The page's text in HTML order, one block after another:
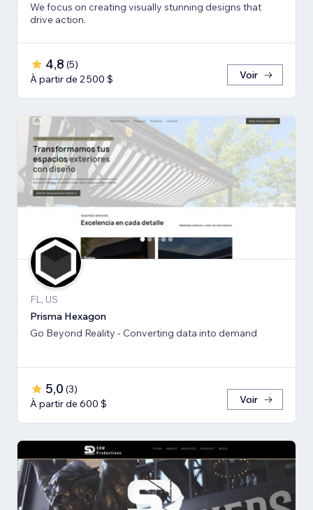
We focus on creating visually stunning designs that
drive action.
4,8 (5)
À partir de 2 500 $
Voir
FL, US
Prisma Hexagon
Go Beyond Reality - Converting data into demand
5,0 (3)
À partir de 600 $
Voir